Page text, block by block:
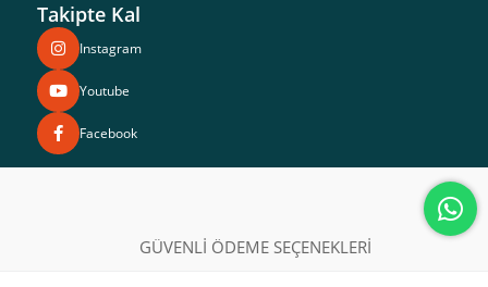
Takipte Kal
Instagram
Youtube
Facebook
GÜVENLİ ÖDEME SEÇENEKLERİ